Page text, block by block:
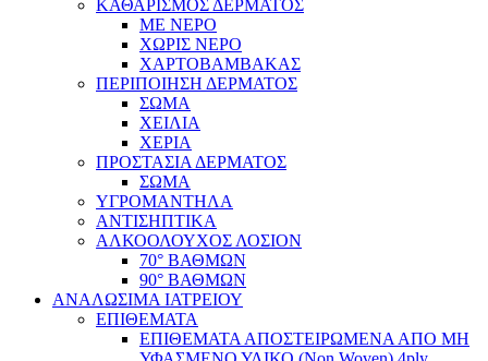
ΚΑΘΑΡΙΣΜΟΣ ΔΕΡΜΑΤΟΣ
ΜΕ ΝΕΡΟ
ΧΩΡΙΣ ΝΕΡΟ
ΧΑΡΤΟΒΑΜΒΑΚΑΣ
ΠΕΡΙΠΟΙΗΣΗ ΔΕΡΜΑΤΟΣ
ΣΩΜΑ
ΧΕΙΛΙΑ
ΧΕΡΙΑ
ΠΡΟΣΤΑΣΙΑ ΔΕΡΜΑΤΟΣ
ΣΩΜΑ
ΥΓΡΟΜΑΝΤΗΛΑ
ΑΝΤΙΣΗΠΤΙΚΑ
ΑΛΚΟΟΛΟΥΧΟΣ ΛΟΣΙΟΝ
70° ΒΑΘΜΩΝ
90° ΒΑΘΜΩΝ
ΑΝΑΛΩΣΙΜΑ ΙΑΤΡΕΙΟΥ
ΕΠΙΘΕΜΑΤΑ
ΕΠΙΘΕΜΑΤΑ ΑΠΟΣΤΕΙΡΩΜΕΝΑ ΑΠΟ ΜΗ